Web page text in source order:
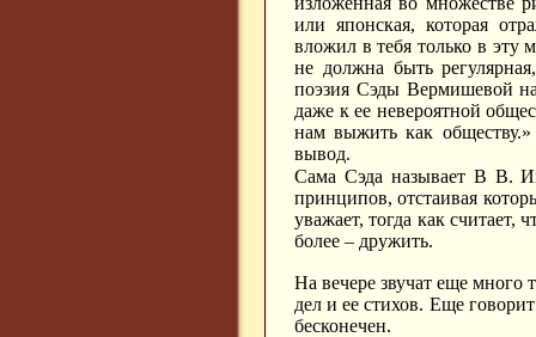
или японская, которая
вложил в тебя только в эту
не должна быть
поэзия Сэды Вермишевой
даже к ее невероятной
нам выжить как
вывод.
Сама Сэда называет В В.
принципов, отстаивая
уважает, тогда как
более – дружить.
На вечере звучат еще
дел и ее стихов. Еще
бесконечен.